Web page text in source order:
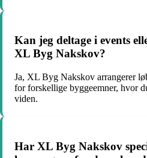
Kan jeg deltage i events
XL Byg Nakskov?
Ja, XL Byg Nakskov arrangerer
for forskellige byggeemner, hvor
viden.
Har XL Byg Nakskov